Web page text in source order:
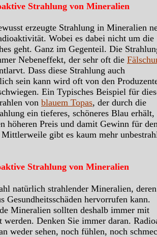
Strahlung von Mineralien
erzeugte Strahlung in Mineralien
Wobei es dabei nicht um die
geht. Ganz im Gegenteil. Die
Nebeneffekt, der sehr oft die
Dass diese Strahlung auch
sein kann wird oft von den
Ein Typisches Beispiel für
von blauem Topas, der durch die
ein tieferes, schöneres Blau erhält,
höheren Preis und damit Gewinn für
gibt es kaum mehr
Strahlung von Mineralien
natürlich strahlender Mineralien, deren
Gesundheitsschäden hervorrufen kann.
Mineralien sollten deshalb immer mit
werden. Denken Sie immer daran.
weder sehen, noch fühlen, noch